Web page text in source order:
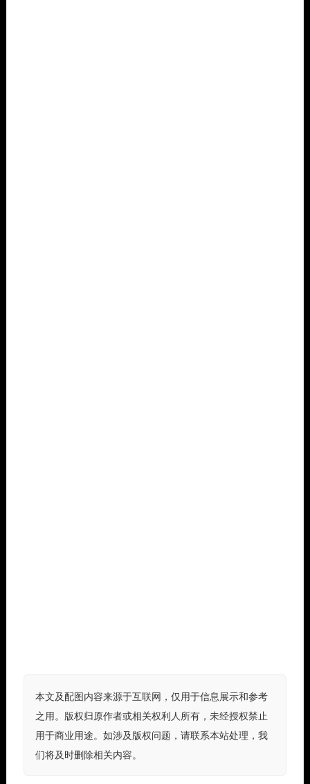
本文及配图内容来源于互联网，仅用于信息展示和参考
之用。版权归原作者或相关权利人所有，未经授权禁止
用于商业用途。如涉及版权问题，请联系本站处理，我
们将及时删除相关内容。